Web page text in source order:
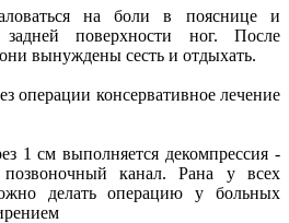
на боли в пояснице и
поверхности ног. После
вынуждены сесть и отдыхать.
операции консервативное лечение
1 см выполняется декомпрессия -
позвоночный канал. Рана у всех
делать операцию у больных